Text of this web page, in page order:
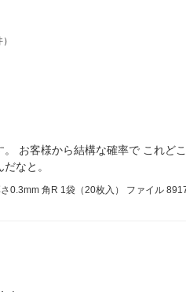
お客様から結構な確率で これ
なと。
0.3mm 角R 1袋（20枚入） ファイル